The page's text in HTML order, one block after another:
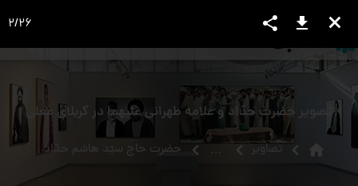
view_headline
تصویر حضرت حدّاد و علامه طهرانی علیهما در كربلای معلّی
home تصاویر ... حضرت حاج سيّد هاشم حدّاد‏
close
download
share
2/26